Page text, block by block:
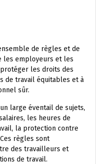
de règles et de
les employeurs et les
les droits des
de travail équitables et à
sûr.
large éventail de sujets,
les heures de
la protection contre
règles sont
des travailleurs et
de travail.